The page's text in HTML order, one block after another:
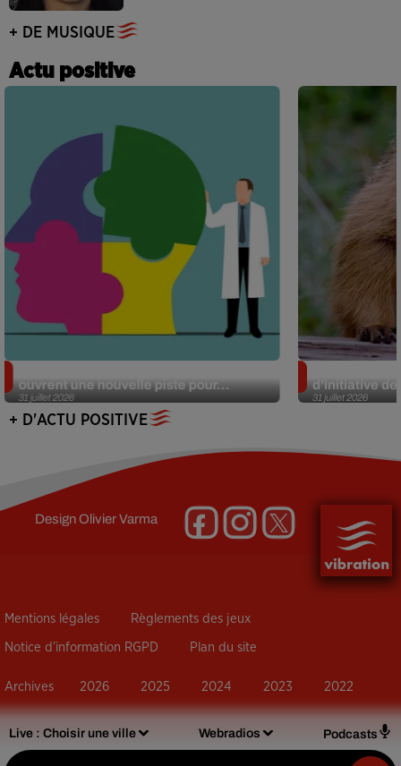
Live : Choisir une ville Webradios Podcasts
+ DE MUSIQUE
Actu positive
31 juillet 2026
ouvrent une nouvelle piste pour...
31 juillet 2026
d’initiative
+ D'ACTU POSITIVE
DesignOlivier Varma
Mentions légales Règlements des jeux
Notice d’information RGPD Plan du site
Archives 2026 2025 2024 2023 2022